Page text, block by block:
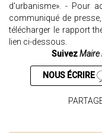
d'urbanisme». - Pour
communiqué de
télécharger le rapport
lien ci-dessous.
SuivezMaire
NOUS ÉCRIRE